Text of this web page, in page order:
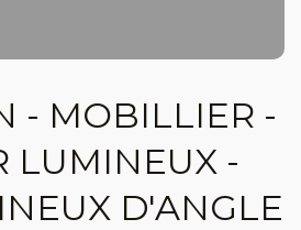
- MOBILLIER -
LUMINEUX -
D'ANGLE